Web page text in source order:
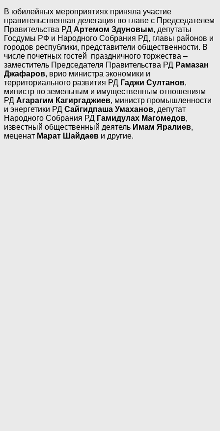
В юбилейных мероприятиях приняла участие
правительственная делегация во главе с Председателем
Правительства РД Артемом Здуновым, депутаты
Госдумы РФ и Народного Собрания РД, главы районов и
городов республики, представители общественности. В
числе почетных гостей праздничного торжества –
заместитель Председателя Правительства РД Рамазан
Джафаров, врио министра экономики и
территориального развития РД Гаджи Султанов,
министр по земельным и имущественным отношениям
РД Агарагим Кагиргаджиев, министр промышленности
и энергетики РД Сайгидпаша Умаханов, депутат
Народного Собрания РД Гамидулах Магомедов,
известный общественный деятель Имам Яралиев,
меценат Марат Шайдаев и другие.